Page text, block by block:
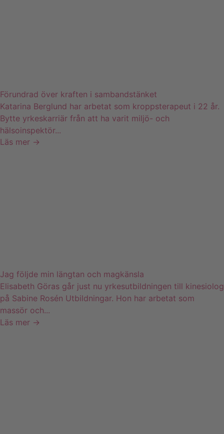
Förundrad över kraften i sambandstänket
Katarina Berglund har arbetat som kroppsterapeut i 22 år.
Bytte yrkeskarriär från att ha varit miljö- och
hälsoinspektör...
Läs mer →
Jag följde min längtan och magkänsla
Elisabeth Göras går just nu yrkesutbildningen till kinesiolog
på Sabine Rosén Utbildningar. Hon har arbetat som
massör och...
Läs mer →